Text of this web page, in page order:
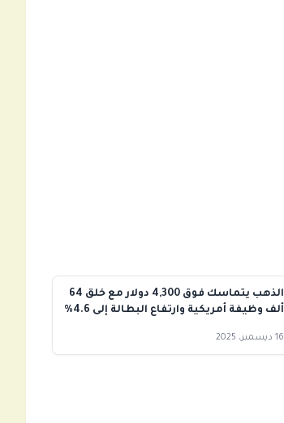
الذهب يتماسك فوق 4,300 دولار مع خلق 64
ألف وظيفة أمريكية وارتفاع البطالة إلى 4.6%
16 ديسمبر، 2025